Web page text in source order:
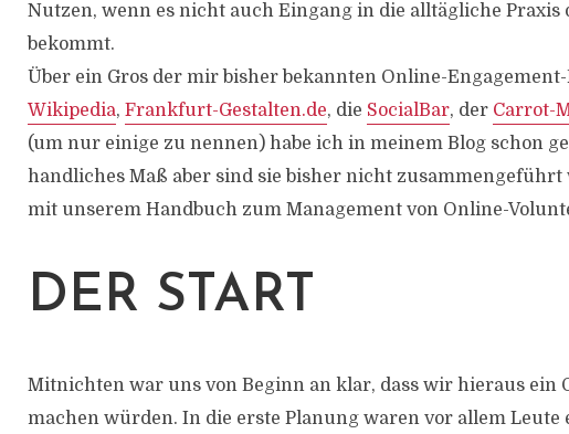
Nutzen, wenn es nicht auch Eingang in die alltägliche
bekommt.
Über ein Gros der mir bisher bekannten Online-
Wikipedia, Frankfurt-Gestalten.de, die SocialBar, der Carrot-
(um nur einige zu nennen) habe ich in meinem Blog schon
handliches Maß aber sind sie bisher nicht
mit unserem Handbuch zum Management von Online-
DER START
Mitnichten war uns von Beginn an klar, dass wir hieraus ein
machen würden. In die erste Planung waren vor allem Leute